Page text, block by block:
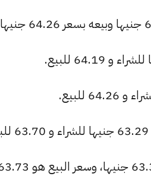
البنك التجاري الدولي: سعر الشراء لعملة الجنيه الاسترليني هو 63.31 جنيها،